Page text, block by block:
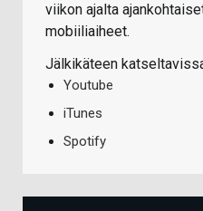
viikon ajalta
mobiiliaiheet.
Jälkikäteen
Youtube
iTunes
Spotify